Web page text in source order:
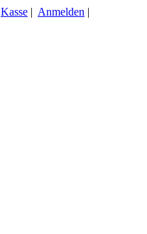
Kasse | Anmelden |